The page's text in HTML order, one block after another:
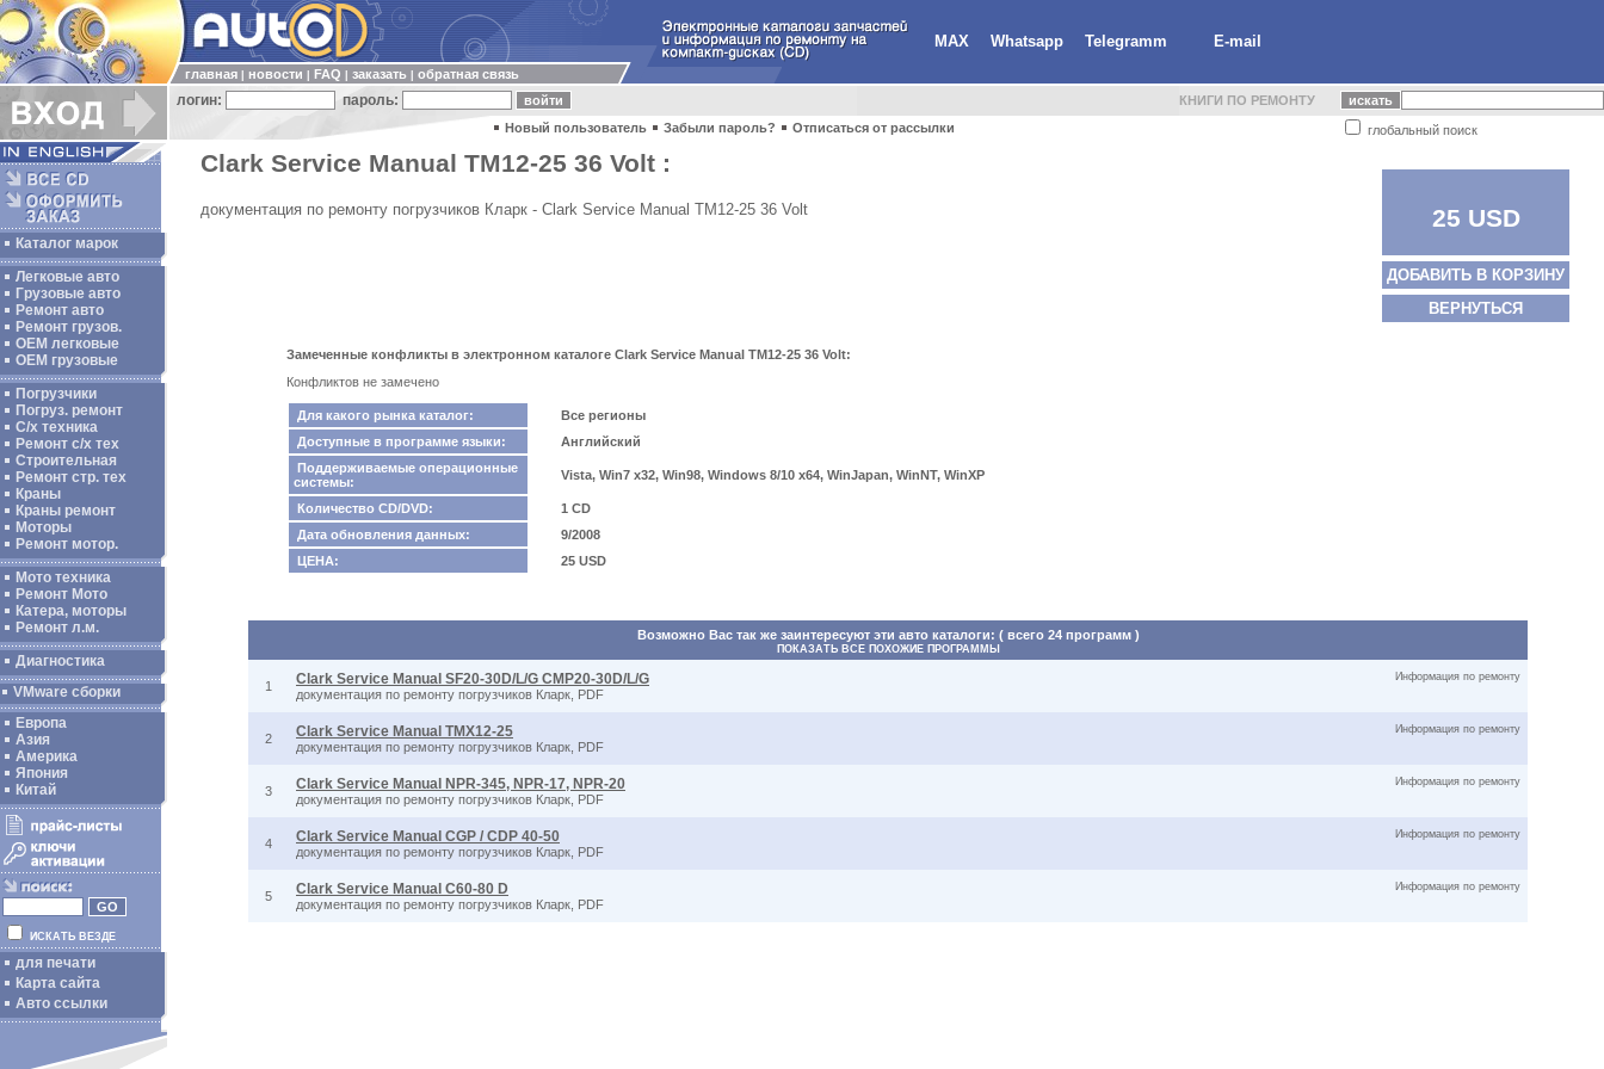
MAX Whatsapp Telegramm E-mail
главная новости FAQ заказать обратная связь
логин: пароль: КНИГИ ПО РЕМОНТУ
глобальный поиск
Новый пользователь Забыли пароль? Отписаться от рассылки
Каталог марок
Легковые авто
Грузовые авто
Ремонт авто
Ремонт грузов.
ОЕМ легковые
OEM грузовые
Погрузчики
Погруз. ремонт
С/х техника
Ремонт с/х тех
Строительная
Ремонт стр. тех
Краны
Краны ремонт
Моторы
Ремонт мотор.
Мото техника
Ремонт Мото
Катера, моторы
Ремонт л.м.
Диагностика
VMware сборки
Европа
Азия
Америка
Япония
Китай
ИСКАТЬ ВЕЗДЕ
для печати
Карта сайта
Авто ссылки
Clark Service Manual TM12-25 36 Volt :
документация по ремонту погрузчиков Кларк - Clark Service Manual TM12-25 36 Volt 25 USD
ДОБАВИТЬ В КОРЗИНУ
ВЕРНУТЬСЯ
Замеченные конфликты в электронном каталоге Clark Service Manual TM12-25 36 Volt:
Конфликтов не замечено
Для какого рынка каталог:
Все регионы
Доступные в программе языки:
Английский
Поддерживаемые операционные
системы:
Vista, Win7 x32, Win98, Windows 8/10 x64, WinJapan, WinNT, WinXP
Количество CD/DVD:
1 CD
Дата обновления данных:
9/2008
ЦЕНА:
25 USD
Возможно Вас так же заинтересуют эти авто каталоги: ( всего 24 программ )
ПОКАЗАТЬ ВСЕ ПОХОЖИЕ ПРОГРАММЫ
1 Clark Service Manual SF20-30D/L/G CMP20-30D/L/G
документация по ремонту погрузчиков Кларк, PDF
Информация по ремонту
2 Clark Service Manual TMX12-25
документация по ремонту погрузчиков Кларк, PDF
Информация по ремонту
3 Clark Service Manual NPR-345, NPR-17, NPR-20
документация по ремонту погрузчиков Кларк, PDF
Информация по ремонту
4 Clark Service Manual CGP / CDP 40-50
документация по ремонту погрузчиков Кларк, PDF
Информация по ремонту
5 Clark Service Manual C60-80 D
документация по ремонту погрузчиков Кларк, PDF
Информация по ремонту